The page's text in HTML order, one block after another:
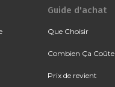
Guide d'achat
Que Choisir
Combien Ça Coûte
Prix de revient